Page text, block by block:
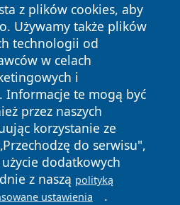
z plików cookies, aby
Używamy także plików
technologii od
w celach
i
Informacje te mogą być
przez naszych
korzystanie ze
do serwisu",
dodatkowych
z naszą polityką
ustawienia .
Wszystkie prawa zastrzeżone.
Polityka
Cookies